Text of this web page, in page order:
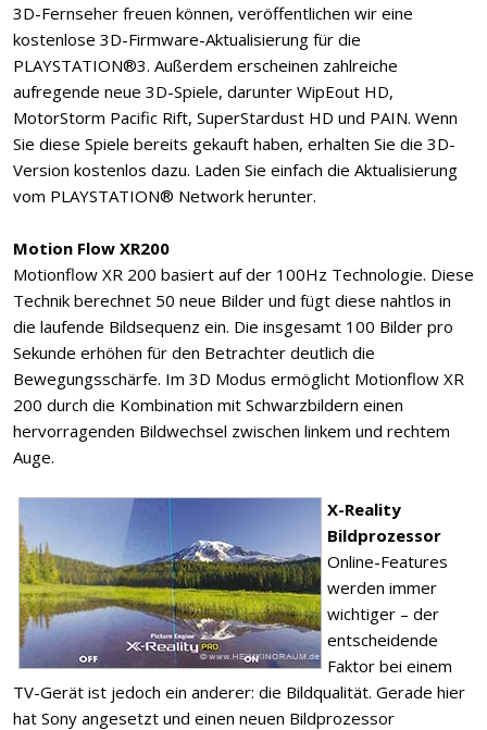
3D-Fernseher freuen können, veröffentlichen wir eine
kostenlose 3D-Firmware-Aktualisierung für die
PLAYSTATION®3. Außerdem erscheinen zahlreiche
aufregende neue 3D-Spiele, darunter WipEout HD,
MotorStorm Pacific Rift, SuperStardust HD und PAIN. Wenn
Sie diese Spiele bereits gekauft haben, erhalten Sie die 3D-
Version kostenlos dazu. Laden Sie einfach die Aktualisierung
vom PLAYSTATION® Network herunter.
Motion Flow XR200
Motionflow XR 200 basiert auf der 100Hz Technologie. Diese
Technik berechnet 50 neue Bilder und fügt diese nahtlos in
die laufende Bildsequenz ein. Die insgesamt 100 Bilder pro
Sekunde erhöhen für den Betrachter deutlich die
Bewegungsschärfe. Im 3D Modus ermöglicht Motionflow XR
200 durch die Kombination mit Schwarzbildern einen
hervorragenden Bildwechsel zwischen linkem und rechtem
Auge.
X-Reality
Bildprozessor
Online-Features
werden immer
wichtiger – der
entscheidende
Faktor bei einem
TV-Gerät ist jedoch ein anderer: die Bildqualität. Gerade hier
hat Sony angesetzt und einen neuen Bildprozessor